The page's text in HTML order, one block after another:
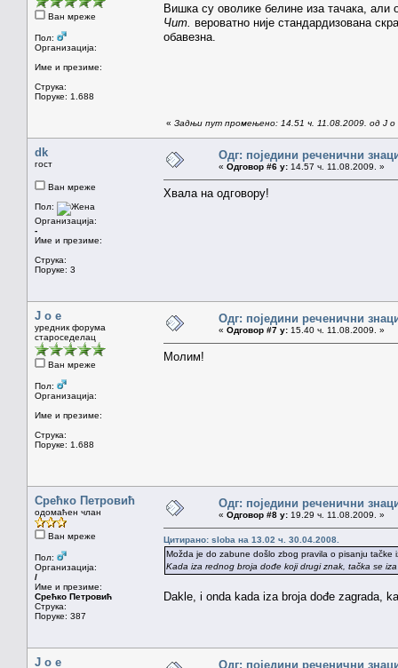
Ван мреже
Пол:
Организација:
Име и презиме:
Струка:
Поруке: 1.688
Вишка су оволике белине иза тачака, али
Чит. вероватно није стандардизована
обавезна.
« Задњи пут промењено: 14.51 ч. 11.08.2009. од J o
dk
гост
Ван мреже
Пол:
Организација:
-
Име и презиме:
Струка:
Поруке: 3
Одг: поједини реченични
« Одговор #6 у: 14.57 ч. 11.08.2009. »
Хвала на одговору!
J o e
уредник форума
староседелац
Ван мреже
Пол:
Организација:
Име и презиме:
Струка:
Поруке: 1.688
Одг: поједини реченични
« Одговор #7 у: 15.40 ч. 11.08.2009. »
Молим!
Срећко Петровић
одомаћен члан
Ван мреже
Пол:
Организација:
/
Име и презиме:
Срећко Петровић
Струка:
Поруке: 387
Одг: поједини реченични
« Одговор #8 у: 19.29 ч. 11.08.2009. »
Цитирано: sloba на 13.02 ч. 30.04.2008.
Možda je do zabune došlo zbog pravila o pisanju tačke
Kada iza rednog broja dođe koji drugi znak, tačka se
Dakle, i onda kada iza broja dođe zagrada,
J o e Одг: поједини реченични